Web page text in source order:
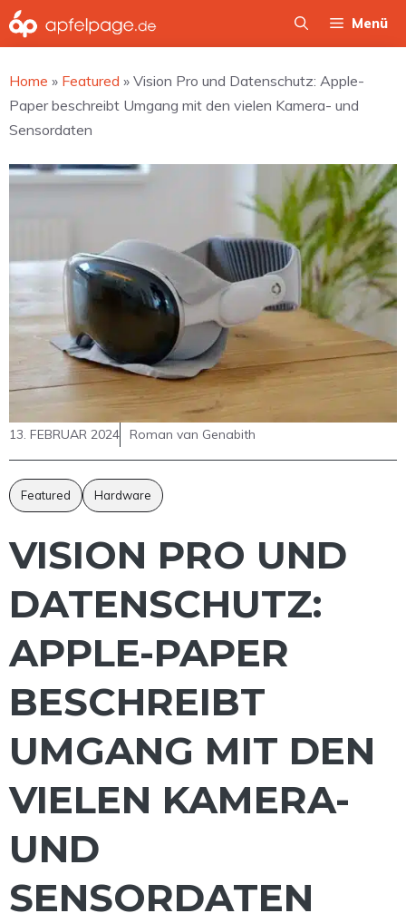
Zum
Inhalt
Menü
Home » Featured » Vision Pro und Datenschutz: Apple-
Paper beschreibt Umgang mit den vielen Kamera- und
Sensordaten
13. FEBRUAR 2024 Roman van Genabith
Featured Hardware
VISION PRO UND
DATENSCHUTZ:
APPLE-PAPER
BESCHREIBT
UMGANG MIT DEN
VIELEN KAMERA-
UND
SENSORDATEN